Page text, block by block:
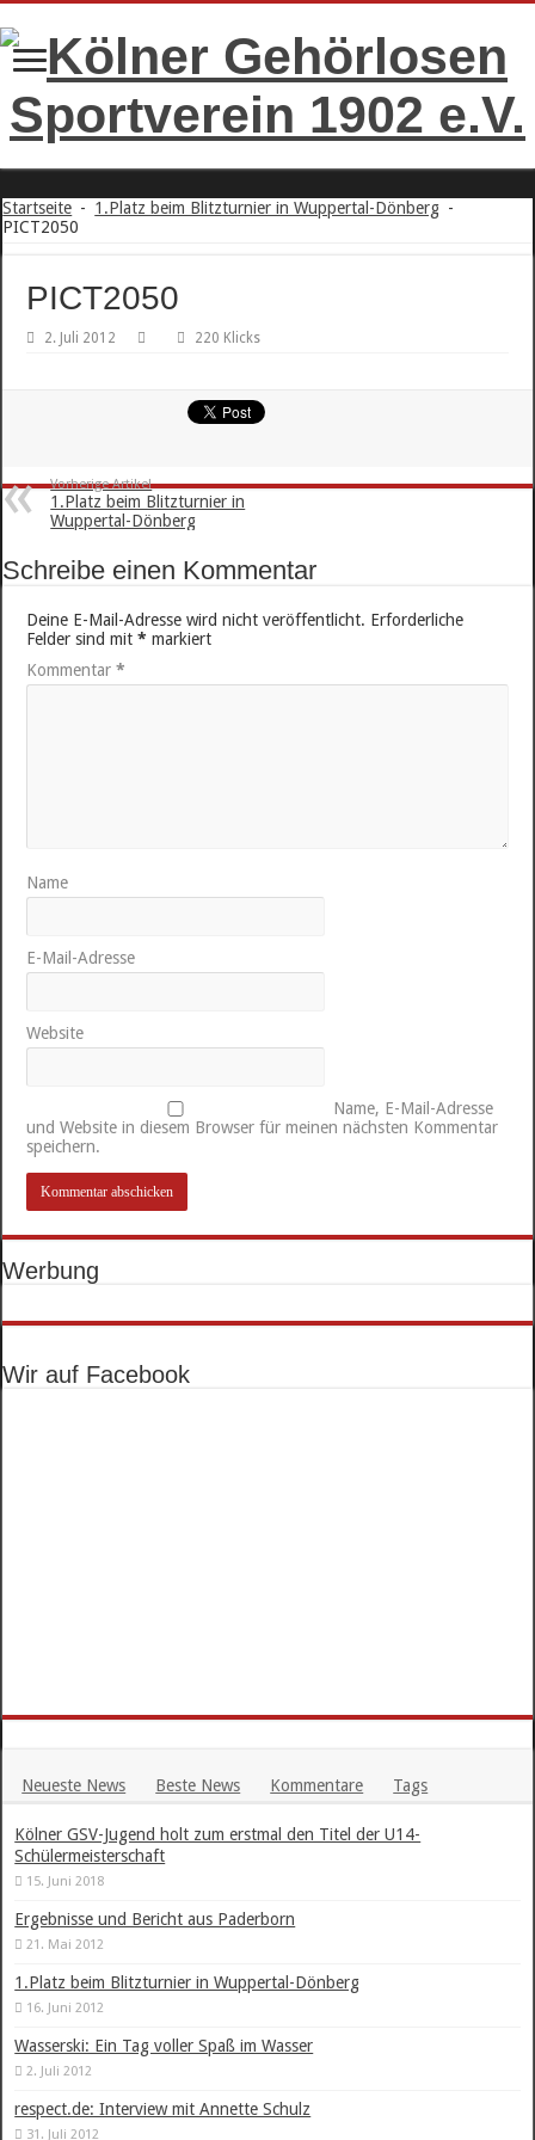
Startseite - 1.Platz beim Blitzturnier in Wuppertal-Dönberg -
PICT2050
PICT2050
2. Juli 2012 220 Klicks
Vorherige Artikel
1.Platz beim Blitzturnier in
Wuppertal-Dönberg
Schreibe einen Kommentar
Deine E-Mail-Adresse wird nicht veröffentlicht. Erforderliche
Felder sind mit* markiert
Kommentar*
Name
E-Mail-Adresse
Website
Name, E-Mail-Adresse
und Website in diesem Browser für meinen nächsten Kommentar
speichern.
Werbung
Wir auf Facebook
Neueste News Beste News Kommentare Tags
Kölner GSV-Jugend holt zum erstmal den Titel der U14-
Schülermeisterschaft
15. Juni 2018
Ergebnisse und Bericht aus Paderborn
21. Mai 2012
1.Platz beim Blitzturnier in Wuppertal-Dönberg
16. Juni 2012
Wasserski: Ein Tag voller Spaß im Wasser
2. Juli 2012
respect.de: Interview mit Annette Schulz
31. Juli 2012